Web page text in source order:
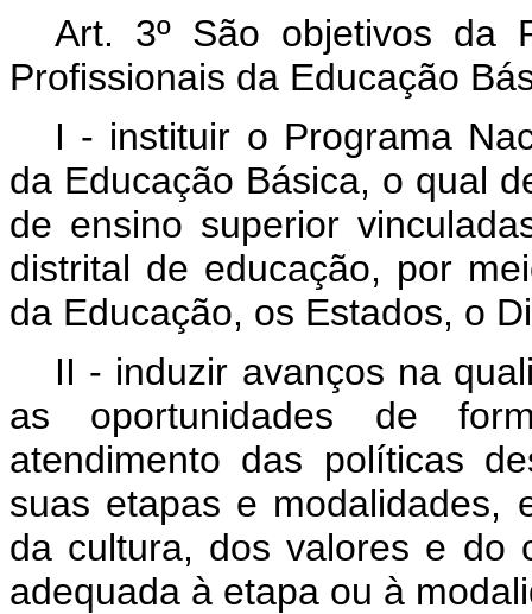
Art. 3º São objetivos da
Profissionais da Educação
I - instituir o Programa
da Educação Básica, o qual
de ensino superior
distrital de educação, por
da Educação, os Estados, o
II - induzir avanços na
as oportunidades de
atendimento das políticas
suas etapas e modalidades,
da cultura, dos valores e do
adequada à etapa ou à